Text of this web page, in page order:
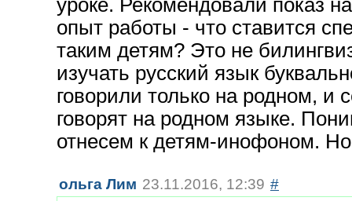
уроке. Рекомендовали показ
опыт работы - что ставится
таким детям? Это не
изучать русский язык
говорили только на родном, и
говорят на родном языке.
отнесем к детям-инофоном.
ольга Лим 23.11.2016, 12:39 #